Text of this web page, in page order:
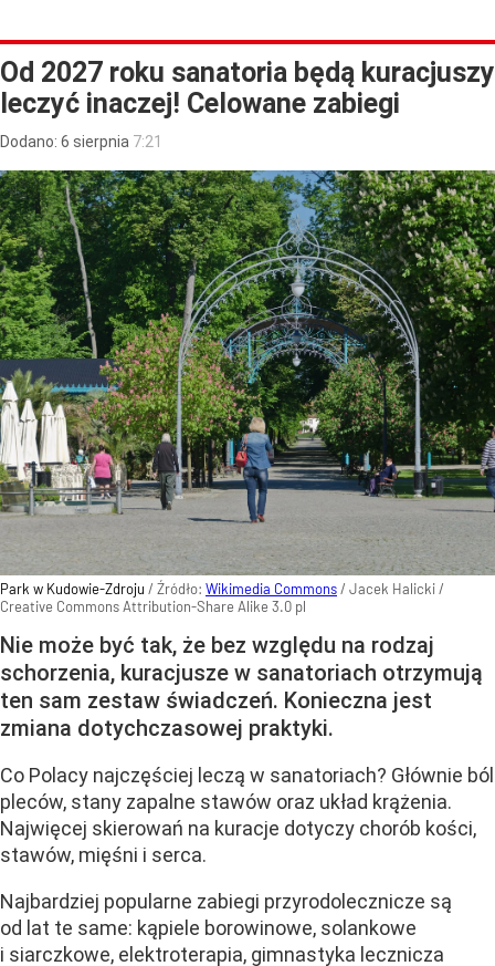
Od 2027 roku sanatoria będą kuracjuszy
leczyć inaczej! Celowane zabiegi
Dodano: 6 sierpnia 7:21
Park w Kudowie-Zdroju / Źródło: Wikimedia Commons/ Jacek Halicki /
Creative Commons Attribution-Share Alike 3.0 pl
Nie może być tak, że bez względu na rodzaj
schorzenia, kuracjusze w sanatoriach otrzymują
ten sam zestaw świadczeń. Konieczna jest
zmiana dotychczasowej praktyki.
Co Polacy najczęściej leczą w sanatoriach? Głównie ból
pleców, stany zapalne stawów oraz układ krążenia.
Najwięcej skierowań na kuracje dotyczy chorób kości,
stawów, mięśni i serca.
Najbardziej popularne zabiegi przyrodolecznicze są
od lat te same: kąpiele borowinowe, solankowe
i siarczkowe, elektroterapia, gimnastyka lecznicza